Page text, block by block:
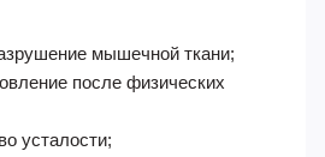
мышечной ткани;
после физических
усталости;